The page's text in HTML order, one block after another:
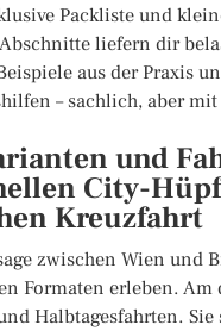
Packliste und
liefern dir
aus der Praxis
– sachlich, aber
und
City-
Kreuzfahrt
zwischen Wien und
Formaten erleben. Am
Halbtagesfahrten.